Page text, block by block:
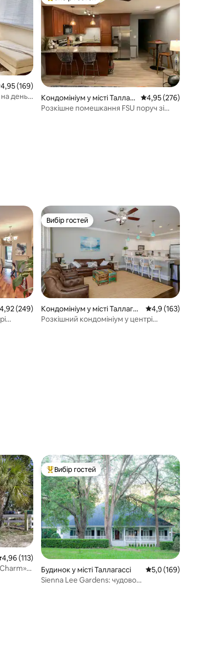
оцінка: 4,95 з 5, відгуки: 169
4,95 (169)
день
Кондомініум у місті Таллага
ссі
Середня оцінка: 4,95
4,95 (276)
Розкішне помешкання FSU поруч зі
оцінка: 4,92 з 5, відгуки: 249
4,92 (249)
Вибір гостей
Вибір гостей
Кондомініум у місті Таллагас
сі
Середня оцінка: 4,9
4,9 (163)
Розкішний кондомініум у центрі
оцінка: 4,96 з 5, відгуки: 113
4,96 (113)
Топ вибір гостей
Вибір гостей
Будинок у місті Таллагассі Середня оцінка: 5,0
5,0 (169)
Sienna Lee Gardens: чудово